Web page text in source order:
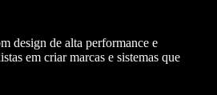
design de alta performance e
em criar marcas e sistemas que